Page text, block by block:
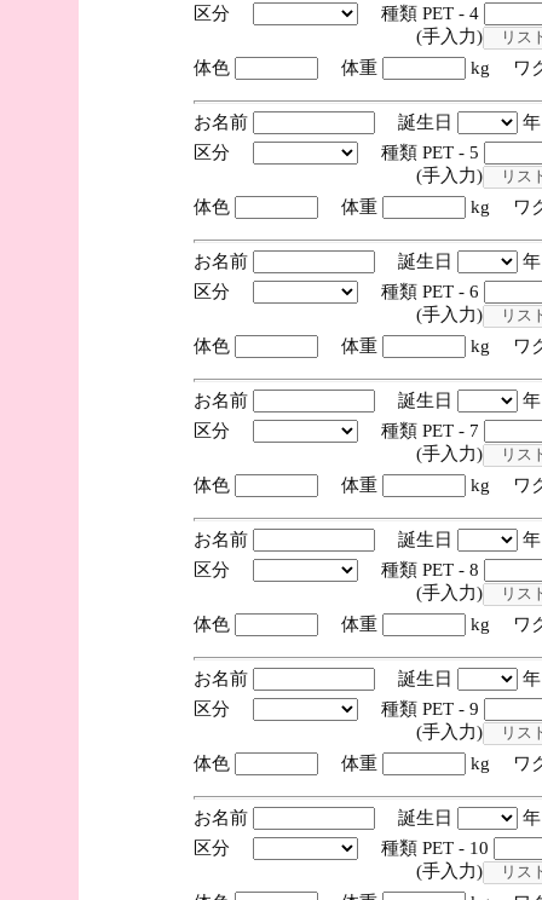
区分
種類 PET - 4
(手入力)
体色
体重 kg ワ
お名前 誕生日
区分
種類 PET - 5
(手入力)
体色
体重 kg ワ
お名前 誕生日
区分
種類 PET - 6
(手入力)
体色
体重 kg ワ
お名前 誕生日
区分
種類 PET - 7
(手入力)
体色
体重 kg ワ
お名前 誕生日
区分
種類 PET - 8
(手入力)
体色
体重 kg ワ
お名前 誕生日
区分
種類 PET - 9
(手入力)
体色
体重 kg ワ
お名前 誕生日
区分
種類 PET - 10
(手入力)